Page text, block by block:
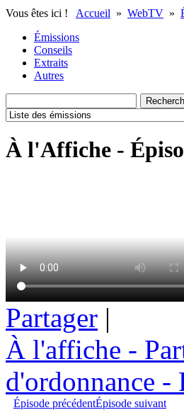
Vous êtes ici ! Accueil » WebTV »
Émissions
Conseils
Extraits
Autres
À l'Affiche -
Partager |
À l'affiche -
d'ordonnance -
Épisode précédentÉpisode suivant